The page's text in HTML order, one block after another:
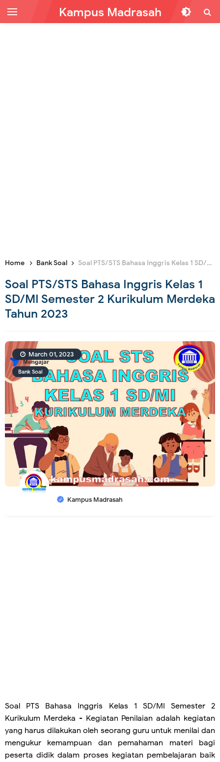
Kampus Madrasah
Home Bank Soal Soal PTS/STS Bahasa Inggris Kelas 1 SD/MI Semester 2 Kurikulum Merdeka Tahun 2023
Soal PTS/STS Bahasa Inggris Kelas 1
SD/MI Semester 2 Kurikulum Merdeka
Tahun 2023
Bank Soal
Kampus Madrasah
March 01, 2023
Soal PTS Bahasa Inggris Kelas 1 SD/MI Semester 2
Kurikulum Merdeka - Kegiatan Penilaian adalah kegiatan
yang harus dilakukan oleh seorang guru untuk menilai dan
mengukur kemampuan dan pemahaman materi bagi
peserta didik dalam proses kegiatan pembelajaran baik